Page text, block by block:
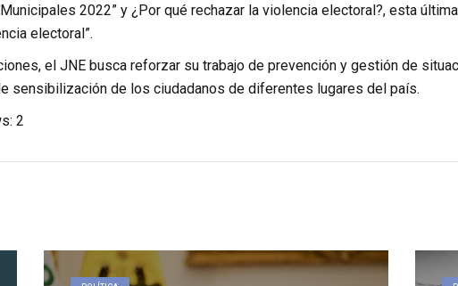
2022” y ¿Por qué rechazar la violencia electoral?, esta
electoral”.
el JNE busca reforzar su trabajo de prevención y gestión de
sensibilización de los ciudadanos de diferentes lugares del país.
2